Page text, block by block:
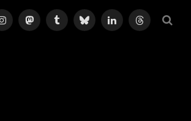
InstagramMastodonTumblrBlueskyLinkedInThreads